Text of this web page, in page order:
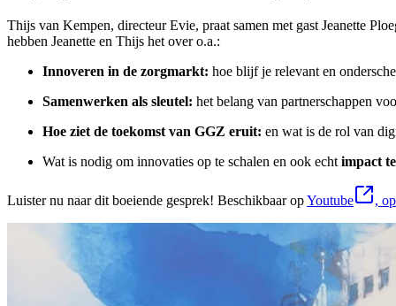
Thijs van Kempen, directeur Evie, praat samen met gast Jeanette
hebben Jeanette en Thijs het over o.a.:
Innoveren in de zorgmarkt: hoe blijf je relevant en
Samenwerken als sleutel: het belang van partnerschappen
Hoe ziet de toekomst van GGZ eruit: en wat is de rol van
Wat is nodig om innovaties op te schalen en ook echt impact
Luister nu naar dit boeiende gesprek! Beschikbaar opYoutube ,